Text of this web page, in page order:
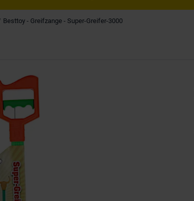
Besttoy - Greifzange - Super-Greifer-3000